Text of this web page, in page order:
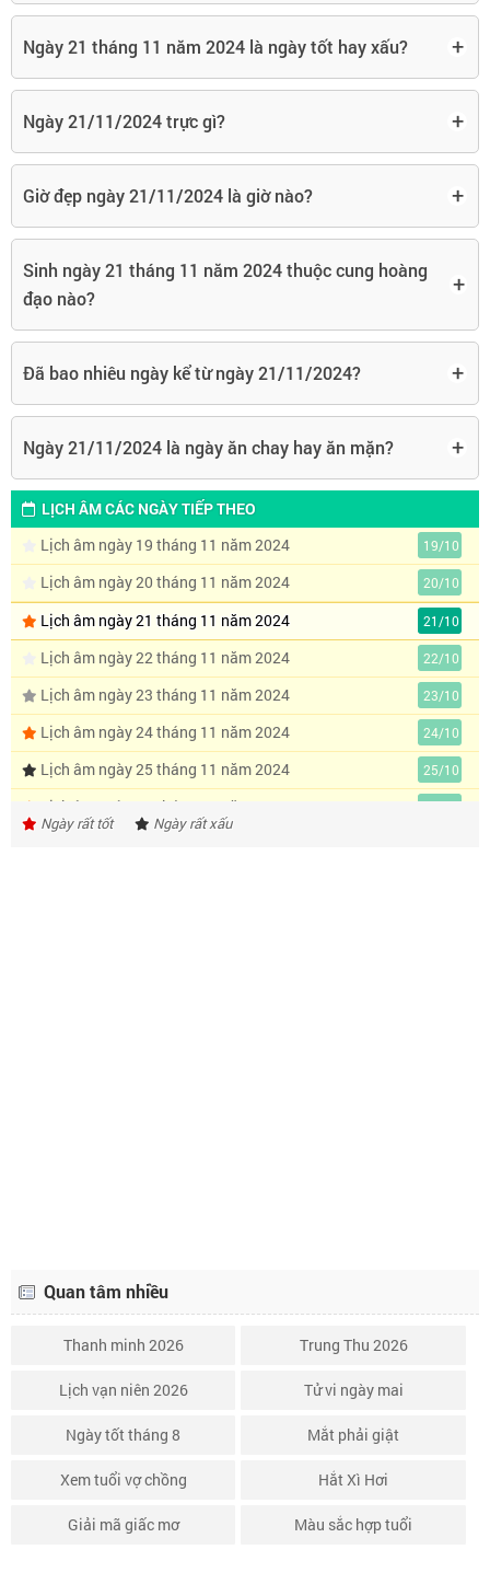
Ngày 21 tháng 11 năm 2024 là ngày tốt hay xấu? +
Ngày 21/11/2024 trực gì? +
Giờ đẹp ngày 21/11/2024 là giờ nào? +
Sinh ngày 21 tháng 11 năm 2024 thuộc cung hoàng
đạo nào?
+
Đã bao nhiêu ngày kể từ ngày 21/11/2024? +
Ngày 21/11/2024 là ngày ăn chay hay ăn mặn? +
LỊCH ÂM CÁC NGÀY TIẾP THEO
Lịch âm ngày 19 tháng 11 năm 2024
19/10
Lịch âm ngày 20 tháng 11 năm 2024 20/10
Lịch âm ngày 21 tháng 11 năm 2024 21/10
Lịch âm ngày 22 tháng 11 năm 2024 22/10
Lịch âm ngày 23 tháng 11 năm 2024 23/10
Lịch âm ngày 24 tháng 11 năm 2024 24/10
Lịch âm ngày 25 tháng 11 năm 2024 25/10
Lịch âm ngày 26 tháng 11 năm 2024 26/10
Ngày rất tốt Ngày rất xấu
Quan tâm nhiều
Thanh minh 2026 Trung Thu 2026
Lịch vạn niên 2026 Tử vi ngày mai
Ngày tốt tháng 8 Mắt phải giật
Xem tuổi vợ chồng Hắt Xì Hơi
Giải mã giấc mơ Màu sắc hợp tuổi